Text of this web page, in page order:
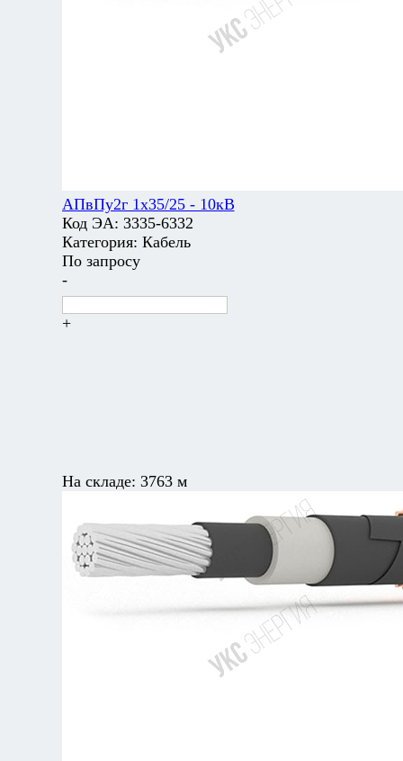
АПвПу2г 1х35/25 - 10кВ
Код ЭА: 3335-6332
Категория: Кабель
По запросу
-
+
На складе: 3763 м